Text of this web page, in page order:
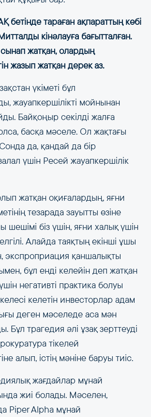
бетінде тараған ақпараттың көбі
кінәлауға бағытталған.
сынап жатқан, олардың
жазып жатқан дерек аз.
үкіметі бұл
жауапкершілікті мойнынан
Байқоңыр секілді жалға
басқа мәселе. Ол жақтағы
да, қандай да бір
үшін Ресей жауапкершілік
жатқан оқиғалардың, яғни
тезарада зауытты өзіне
шешімі біз үшін, яғни халық үшін
Алайда таяқтың екінші ұшы
экспроприация қаншалықты
бұл енді келейін деп жатқан
негативті практика болуы
келетін инвесторлар адам
деген мәселеде аса мән
Бұл трагедия әлі ұзақ зерттеуді
тікелей
алып, істің мәніне баруы тиіс.
жағдайлар мұнай
жиі болады. Мәселен,
Piper Alpha мұнай